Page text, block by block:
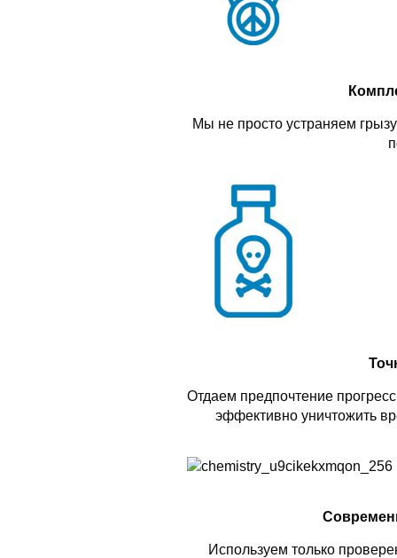
Мы не просто устраняем
Отдаем предпочтение
эффективно уничтожить
Используем только